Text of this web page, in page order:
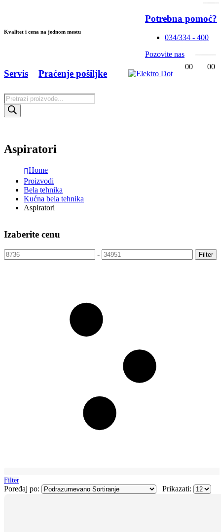
Kvalitet i cena na jednom mestu
Potrebna pomoć?
034/334 - 400
Pozovite nas
Products
search
Servis Praćenje pošiljke
00 00
Aspiratori
Home
Proizvodi
Bela tehnika
Kućna bela tehnika
Aspiratori
Izaberite cenu
- Filter
Filter
Poređaj po: Prikazati: